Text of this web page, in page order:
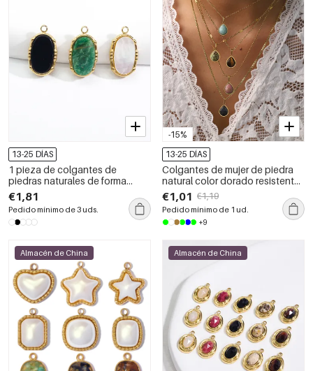
13-25 DÍAS
1 pieza de colgantes de
piedras naturales de forma
irregular retro de serie simple
para mujer
€1,81
Pedido mínimo de 3 uds.
-15%
13-25 DÍAS
Colgantes de mujer de piedra
natural color dorado resistente
al agua en acero inoxidable con
forma de gota
€1,01 €1,19
Pedido mínimo de 1 ud.
+9
Almacén de China Almacén de China